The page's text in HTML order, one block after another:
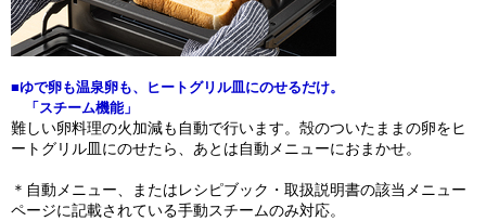
■ゆで卵も温泉卵も、ヒートグリル皿にのせるだけ。
「スチーム機能」
難しい卵料理の火加減も自動で行います。殻のついたままの卵をヒ
ートグリル皿にのせたら、あとは自動メニューにおまかせ。
＊自動メニュー、またはレシピブック・取扱説明書の該当メニュー
ページに記載されている手動スチームのみ対応。